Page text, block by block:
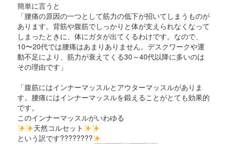
簡単に言うと
「腰痛の原因の一つとして筋力の低下が招いてしまうものが
あります。背筋や腹筋でしっかりと体が支えられなくなって
しまったときに、体にガタが出てくるわけです。なので、
10〜20代では腰痛はあまりありません。デスクワークや運
動不足により、筋力が衰えてくる30～40代以降に多いのは
その理由です」
「腹筋にはインナーマッスルとアウターマッスルがありま
す。腰痛にはインナーマッスルを鍛えることがとても効果的
です。
このインナーマッスルがいわゆる
天然コルセット
という訳です????????